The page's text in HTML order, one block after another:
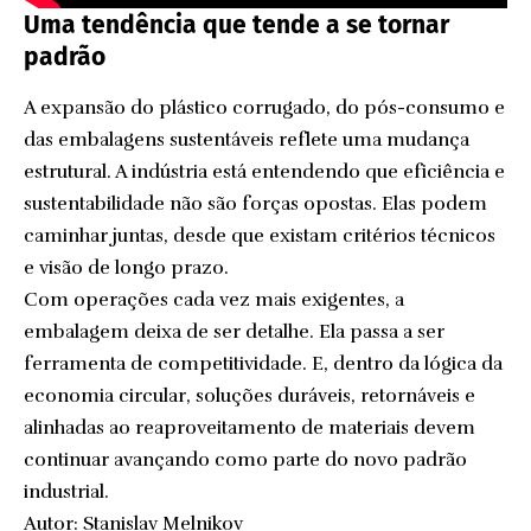
Uma tendência que tende a se tornar
padrão
A expansão do plástico corrugado, do pós-consumo e
das embalagens sustentáveis reflete uma mudança
estrutural. A indústria está entendendo que eficiência e
sustentabilidade não são forças opostas. Elas podem
caminhar juntas, desde que existam critérios técnicos
e visão de longo prazo.
Com operações cada vez mais exigentes, a
embalagem deixa de ser detalhe. Ela passa a ser
ferramenta de competitividade. E, dentro da lógica da
economia circular, soluções duráveis, retornáveis e
alinhadas ao reaproveitamento de materiais devem
continuar avançando como parte do novo padrão
industrial.
Autor: Stanislav Melnikov